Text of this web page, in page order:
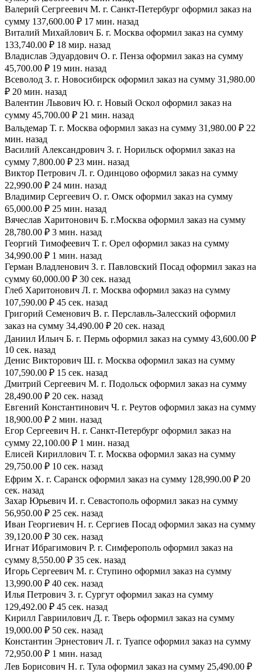
Валерий Сегргеевич М. г. Санкт-Петербург оформил заказ на
сумму 137,600.00 ₽ 17 мин. назад
Виталий Михайлович Б. г. Москва оформил заказ на сумму
133,740.00 ₽ 18 мир. назад
Владислав Эдуардович О. г. Пенза оформил заказ на сумму
45,700.00 ₽ 19 мин. назад
Всеволод З. г. Новосибирск оформил заказ на сумму 31,980.00
₽ 20 мин. назад
Валентин Львович Ю. г. Новый Оскол оформил заказ на
сумму 45,700.00 ₽ 21 мин. назад
Вальдемар Т. г. Москва оформил заказ на сумму 31,980.00 ₽ 22
мин. назад
Василий Александрович З. г. Норильск оформил заказ на
сумму 7,800.00 ₽ 23 мин. назад
Виктор Петрович Л. г. Одинцово оформил заказ на сумму
22,990.00 ₽ 24 мин. назад
Владимир Сергеевич О. г. Омск оформил заказ на сумму
65,000.00 ₽ 25 мин. назад
Вячеслав Харитонович Б. г.Москва оформил заказ на сумму
28,780.00 ₽ 3 мин. назад
Георгий Тимофеевич Т. г. Орел оформил заказ на сумму
34,990.00 ₽ 1 мин. назад
Герман Владленович З. г. Павловский Посад оформил заказ на
сумму 60,000.00 ₽ 30 сек. назад
Глеб Харитонович Л. г. Москва оформил заказ на сумму
107,590.00 ₽ 45 сек. назад
Григорий Семенович В. г. Перславль-Залесский оформил
заказ на сумму 34,490.00 ₽ 20 сек. назад
Даниил Ильич Б. г. Пермь оформил заказ на сумму 43,600.00 ₽
10 сек. назад
Денис Викторович Ш. г. Москва оформил заказ на сумму
107,590.00 ₽ 15 сек. назад
Дмитрий Сергеевич М. г. Подольск оформил заказ на сумму
28,490.00 ₽ 20 сек. назад
Евгений Константинович Ч. г. Реутов оформил заказ на сумму
18,900.00 ₽ 2 мин. назад
Егор Сергеевич Н. г. Санкт-Петербург оформил заказ на
сумму 22,100.00 ₽ 1 мин. назад
Елисей Кириллович Т. г. Москва оформил заказ на сумму
29,750.00 ₽ 10 сек. назад
Ефрим Х. г. Саранск оформил заказ на сумму 128,990.00 ₽ 20
сек. назад
Захар Юрьевич И. г. Севастополь оформил заказ на сумму
56,950.00 ₽ 25 сек. назад
Иван Георгиевич Н. г. Сергиев Посад оформил заказ на сумму
39,120.00 ₽ 30 сек. назад
Игнат Ибрагимович Р. г. Симферополь оформил заказ на
сумму 8,550.00 ₽ 35 сек. назад
Игорь Сергеевич М. г. Ступино оформил заказ на сумму
13,990.00 ₽ 40 сек. назад
Илья Петрович З. г. Сургут оформил заказ на сумму
129,492.00 ₽ 45 сек. назад
Кирилл Гавриилович Д. г. Тверь оформил заказ на сумму
19,000.00 ₽ 50 сек. назад
Константин Эрнестович Л. г. Туапсе оформил заказ на сумму
72,950.00 ₽ 1 мин. назад
Лев Борисович Н. г. Тула оформил заказ на сумму 25,490.00 ₽